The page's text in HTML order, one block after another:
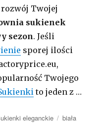
Twojej
sukienek
sezon. Jeśli
sporej ilości
Twojego
to jeden z …
eleganckie Tagi
biała